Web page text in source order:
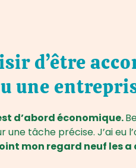
d’être
une
d’abord économique.
une tâche précise. J’ai
mon regard neuf les